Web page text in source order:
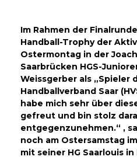
Im Rahmen der
Handball-Trophy der
Ostermontag in der
Saarbrücken HGS-
Weissgerber als „Spieler
Handballverband Saar
habe mich sehr über
gefreut und bin stolz
entgegenzunehmen.“ ,
noch am Ostersamstag
mit seiner HG Saarlouis